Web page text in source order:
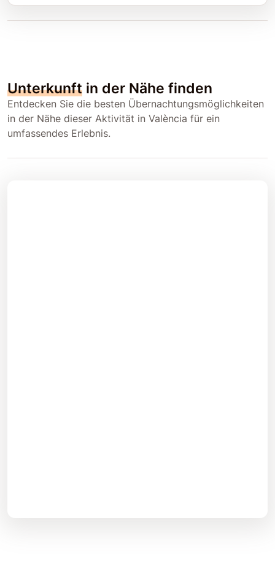
Unterkunft in der Nähe finden
Entdecken Sie die besten Übernachtungsmöglichkeiten
in der Nähe dieser Aktivität in València für ein
umfassendes Erlebnis.